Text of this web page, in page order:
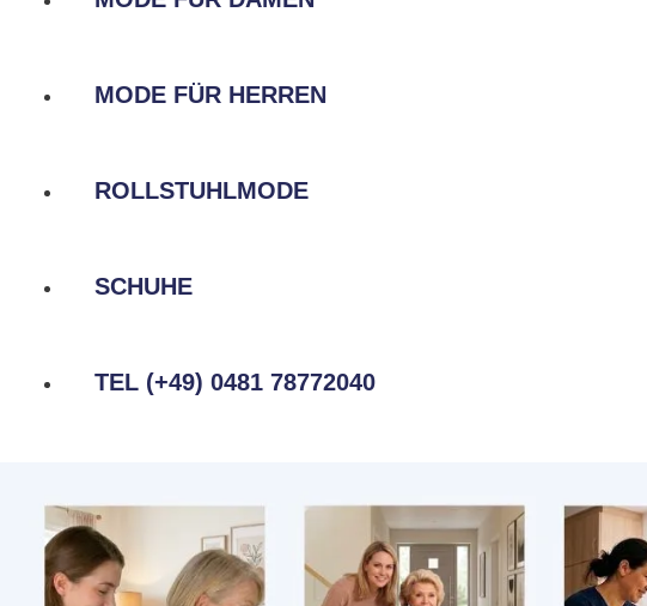
MODE FÜR HERREN
ROLLSTUHLMODE
SCHUHE
TEL (+49) 0481 78772040